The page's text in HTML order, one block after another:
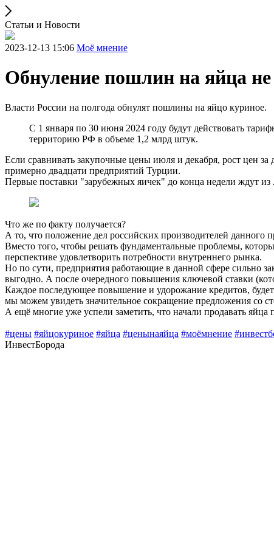
Статьи и Новости
2023-12-13 15:06 Моё мнение
Обнуление пошлин на яйца
Власти России на полгода обнулят пошлины на яйцо куриное.
С 1 января по 30 июня 2024 году будут действовать
территорию РФ в объеме 1,2 млрд штук.
Если сравнивать закупочные цены июля и декабря, рост цен
примерно двадцати предприятий Турции.
Первые поставки "зарубежных яичек" до конца недели ждут
Что же по факту получается?
А то, что положение дел российских производителей данного
Вместо того, чтобы решать фундаментальные проблемы,
перспективе удовлетворить потребности внутреннего рынка.
Но по сути, предприятия работающие в данной сфере сильно
выгодно. А после очередного повышения ключевой ставки
Каждое последующее повышение и удорожание кредитов,
мы можем увидеть значительное сокращение предложения со
А ещё многие уже успели заметить, что начали продавать
#цены #яйцокуриное #яйца #ценынаяйца #моёмнение
ИнвестБорода